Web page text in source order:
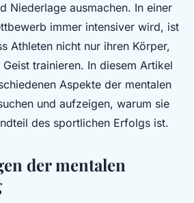
4 min de lecture
Niederlage ausmachen. In einer
immer intensiver wird, ist
Athleten nicht nur ihren Körper,
trainieren. In diesem Artikel
Aspekte der mentalen
und aufzeigen, warum sie
des sportlichen Erfolgs ist.
der mentalen